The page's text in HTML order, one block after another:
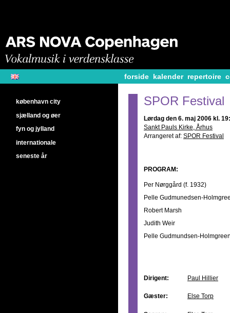
forside kalender repertoire
SPOR Festival
Lørdag den 6. maj 2006 kl.
Sankt Pauls Kirke, Århus
Arrangeret af: SPOR Festival
PROGRAM:
Per Nørggård (f. 1932)
Pelle Gudmunedsen-
Robert Marsh
Judith Weir
Pelle Gudmundsen-
Dirigent: Paul Hillier
Gæster: Else Torp
københavn city
sjælland og øer
fyn og jylland
internationale
seneste år